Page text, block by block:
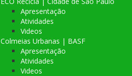
Apresentação
Atividades
Videos
Colmeias Urbanas | BASF
Apresentação
Atividades
Videos